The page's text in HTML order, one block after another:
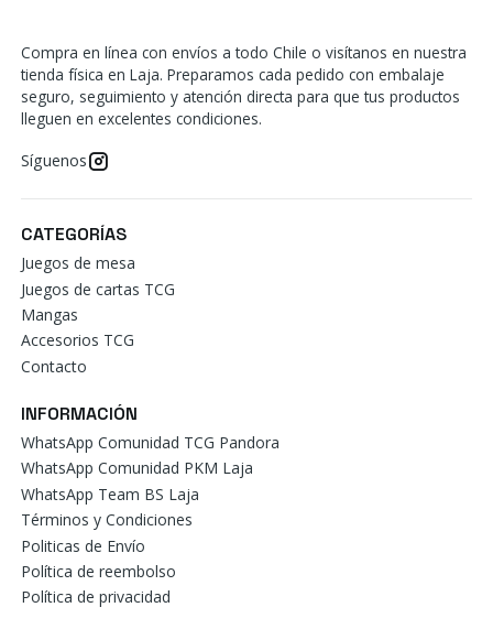
Compra en línea con envíos a todo Chile o visítanos en nuestra
tienda física en Laja. Preparamos cada pedido con embalaje
seguro, seguimiento y atención directa para que tus productos
lleguen en excelentes condiciones.
Síguenos
CATEGORÍAS
Juegos de mesa
Juegos de cartas TCG
Mangas
Accesorios TCG
Contacto
INFORMACIÓN
WhatsApp Comunidad TCG Pandora
WhatsApp Comunidad PKM Laja
WhatsApp Team BS Laja
Términos y Condiciones
Politicas de Envío
Política de reembolso
Política de privacidad